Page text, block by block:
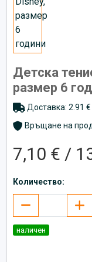
Детска
размер 6
Доставка: 2.91
Връщане на
7,10 € /
Количество:
наличен